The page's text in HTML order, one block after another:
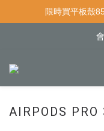
📍新客首
📌
📍新客首
AIRPODS PRO
限時買平板殼